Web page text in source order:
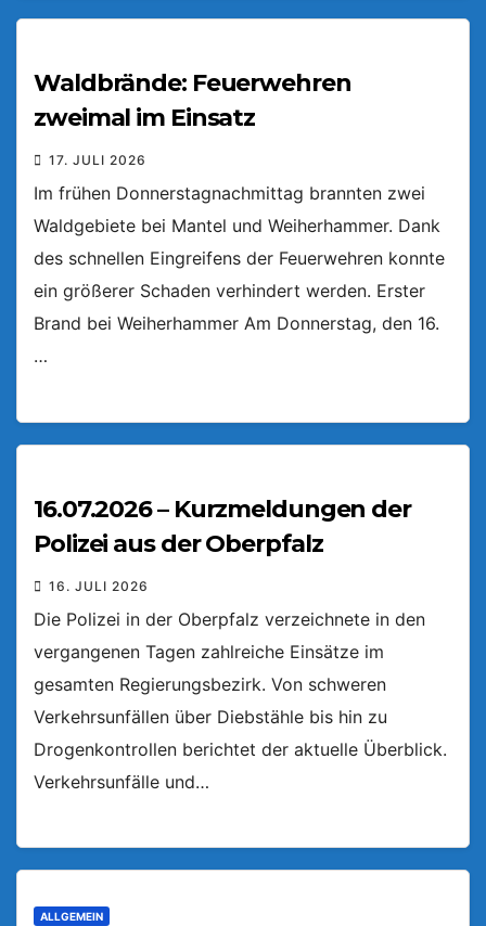
Waldbrände: Feuerwehren
zweimal im Einsatz
17. JULI 2026
Im frühen Donnerstagnachmittag brannten zwei
Waldgebiete bei Mantel und Weiherhammer. Dank
des schnellen Eingreifens der Feuerwehren konnte
ein größerer Schaden verhindert werden. Erster
Brand bei Weiherhammer Am Donnerstag, den 16.
…
16.07.2026 – Kurzmeldungen der
Polizei aus der Oberpfalz
16. JULI 2026
Die Polizei in der Oberpfalz verzeichnete in den
vergangenen Tagen zahlreiche Einsätze im
gesamten Regierungsbezirk. Von schweren
Verkehrsunfällen über Diebstähle bis hin zu
Drogenkontrollen berichtet der aktuelle Überblick.
Verkehrsunfälle und…
ALLGEMEIN